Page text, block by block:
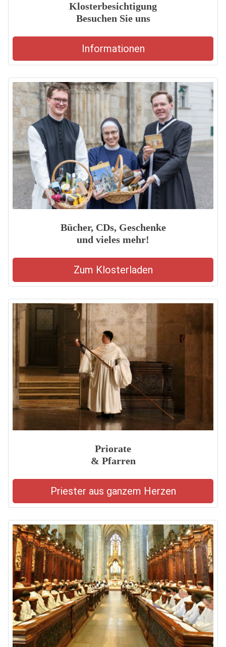
Klosterbesichtigung
Besuchen Sie uns
Informationen
Bücher, CDs, Geschenke
und vieles mehr!
Zum Klosterladen
Priorate
& Pfarren
Priester aus ganzem Herzen